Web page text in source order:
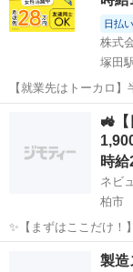
日払い
株式
塚田
【就業先はトーカロ
◎未経験活躍中★男女
日！正社員登用制度
🚜
時給
ネビ
柏市
✨【まずはここだけ！
----- 【1】驚きの高収
年収480万円」が目指
軽
製造